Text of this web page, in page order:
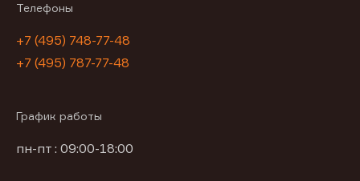
Телефоны
+7 (495) 748-77-48
+7 (495) 787-77-48
График работы
пн-пт : 09:00-18:00